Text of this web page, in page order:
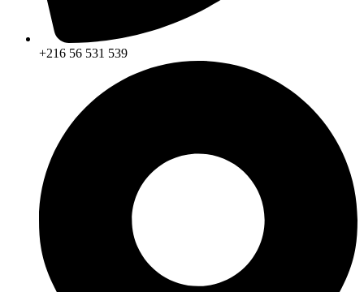
+216 56 531 539